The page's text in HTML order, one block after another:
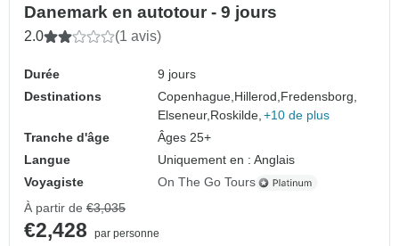
Danemark en autotour - 9 jours
2.0 (1 avis)
Durée
9 jours
Destinations
Copenhague, Hillerod, Fredensborg,
Elseneur, Roskilde, +10 de plus
Tranche d'âge
Âges 25+
Langue
Uniquement en : Anglais
Voyagiste
On The Go Tours
À partir de €3,035
€2,428
par personne